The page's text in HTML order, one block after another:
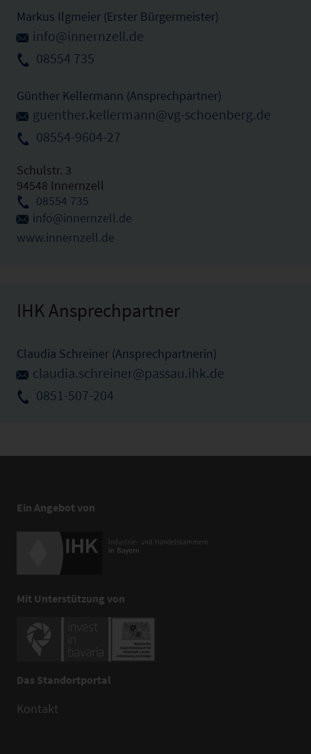
Markus Ilgmeier (Erster Bürgermeister)
info@innernzell.de
08554 735
Günther Kellermann (Ansprechpartner)
guenther.kellermann@vg-schoenberg.de
08554-9604-27
Schulstr. 3
94548 Innernzell
08554 735
info@innernzell.de
www.innernzell.de
IHK Ansprechpartner
Claudia Schreiner (Ansprechpartnerin)
claudia.schreiner@passau.ihk.de
0851-507-204
Ein Angebot von
Mit Unterstützung von
Das Standortportal
Kontakt